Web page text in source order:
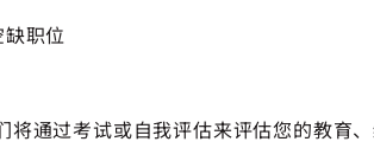
职位
通过考试或自我评估来评估您的教育